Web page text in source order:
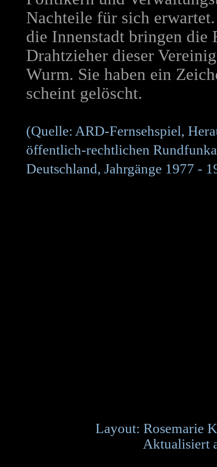
Nachteile für sich
die Innenstadt bringen die
Drahtzieher dieser
Wurm. Sie haben ein
scheint gelöscht.
(Quelle: ARD-Fernsehspiel,
öffentlich-rechtlichen
Deutschland, Jahrgänge 1977 -
Layout: Rosemarie
Aktualisiert